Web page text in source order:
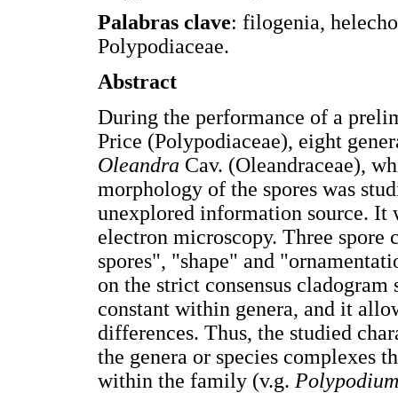
Palabras clave: filogenia,
Polypodiaceae.
Abstract
During the performance of a
Price (Polypodiaceae), eight
Oleandra Cav. (Oleandraceae),
morphology of the spores was
unexplored information source. It
electron microscopy. Three
spores", "shape" and
on the strict consensus
constant within genera, and it
differences. Thus, the studied
the genera or species complexes
within the family (v.g.